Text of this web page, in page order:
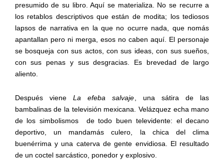
presumido de su libro. Aquí se materializa. No se recurre a
los retablos descriptivos que están de modita; los tediosos
lapsos de narrativa en la que no ocurre nada, que nomás
apantallan pero ni merga, esos no caben aquí. El personaje
se bosqueja con sus actos, con sus ideas, con sus sueños,
con sus penas y sus desgracias. Es brevedad de largo
aliento.
Después vieneLa efeba salvaje , una sátira de las
bambalinas de la televisión mexicana. Velázquez echa mano
de los simbolismos
de todo buen televidente: el decano
deportivo, un mandamás culero, la chica del clima
buenérrima y una caterva de gente envidiosa. El resultado
de un coctel sarcástico, ponedor y explosivo.